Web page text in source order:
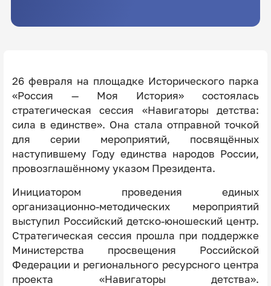
26 февраля на площадке Исторического парка
«Россия — Моя История» состоялась
стратегическая сессия «Навигаторы детства:
сила в единстве». Она стала отправной точкой
для серии мероприятий, посвящённых
наступившему Году единства народов России,
провозглашённому указом Президента.
Инициатором проведения единых
организационно-методических мероприятий
выступил Российский детско-юношеский центр.
Стратегическая сессия прошла при поддержке
Министерства просвещения Российской
Федерации и регионального ресурсного центра
проекта «Навигаторы детства».